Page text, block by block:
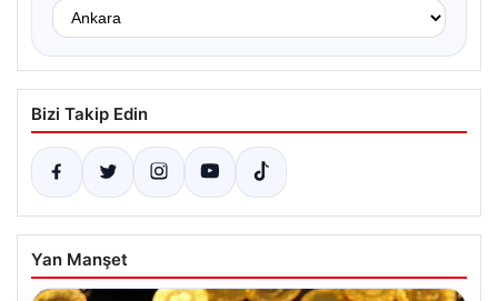
Bizi Takip Edin
Yan Manşet